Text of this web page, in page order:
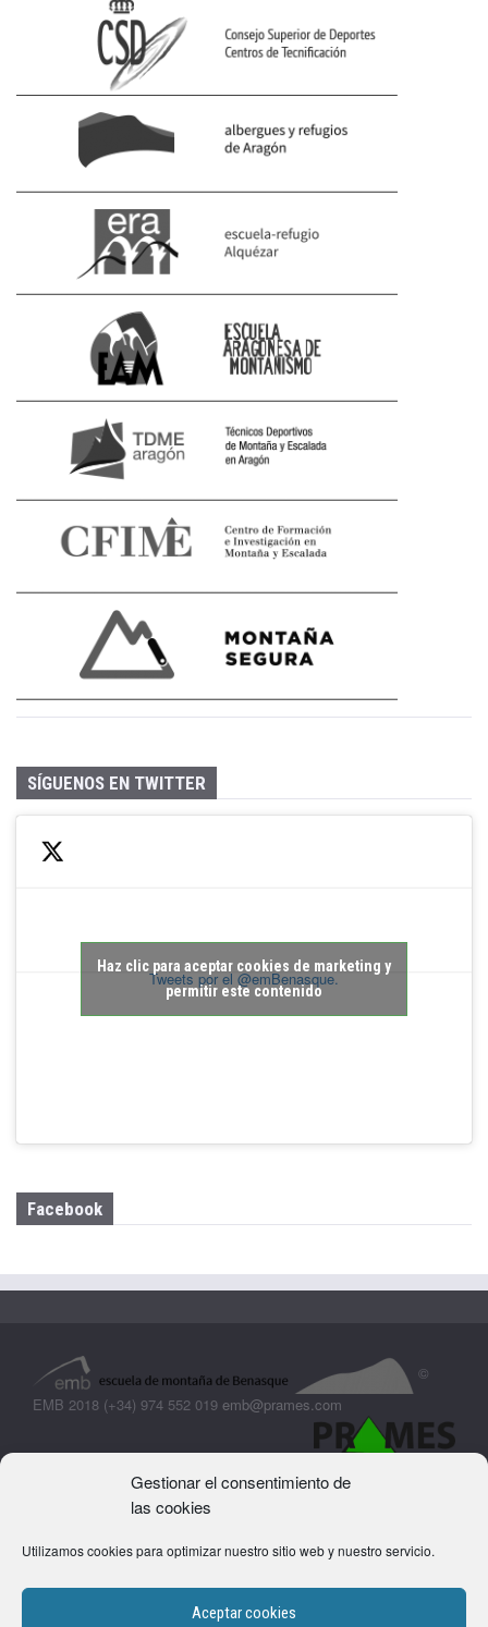
Gestionar el consentimiento de
las cookies
Utilizamos cookies para optimizar nuestro sitio web y nuestro servicio.
Aceptar cookies
SÍGUENOS EN TWITTER
Tweets por el @emBenasque.
Haz clic para aceptar cookies de marketing y
permitir este contenido
Facebook
©
EMB 2018 (+34) 974 552 019 emb@prames.com